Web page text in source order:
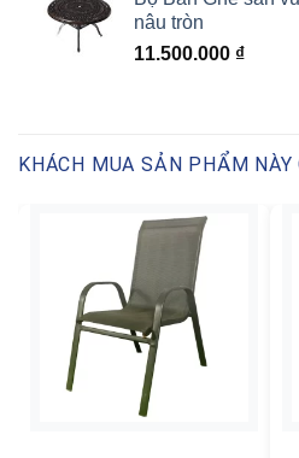
nâu tròn
11.500.000 ₫
KHÁCH MUA SẢN PHẨM NÀY